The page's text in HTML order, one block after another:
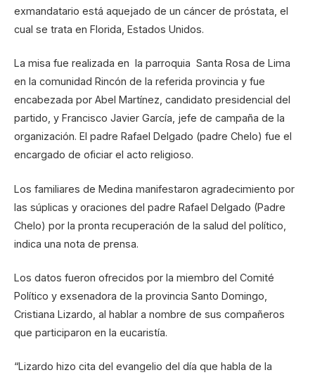
exmandatario está aquejado de un cáncer de próstata, el
cual se trata en Florida, Estados Unidos.
La misa fue realizada en la parroquia Santa Rosa de Lima
en la comunidad Rincón de la referida provincia y fue
encabezada por Abel Martínez, candidato presidencial del
partido, y Francisco Javier García, jefe de campaña de la
organización. El padre Rafael Delgado (padre Chelo) fue el
encargado de oficiar el acto religioso.
Los familiares de Medina manifestaron agradecimiento por
las súplicas y oraciones del padre Rafael Delgado (Padre
Chelo) por la pronta recuperación de la salud del político,
indica una nota de prensa.
Los datos fueron ofrecidos por la miembro del Comité
Político y exsenadora de la provincia Santo Domingo,
Cristiana Lizardo, al hablar a nombre de sus compañeros
que participaron en la eucaristía.
“Lizardo hizo cita del evangelio del día que habla de la